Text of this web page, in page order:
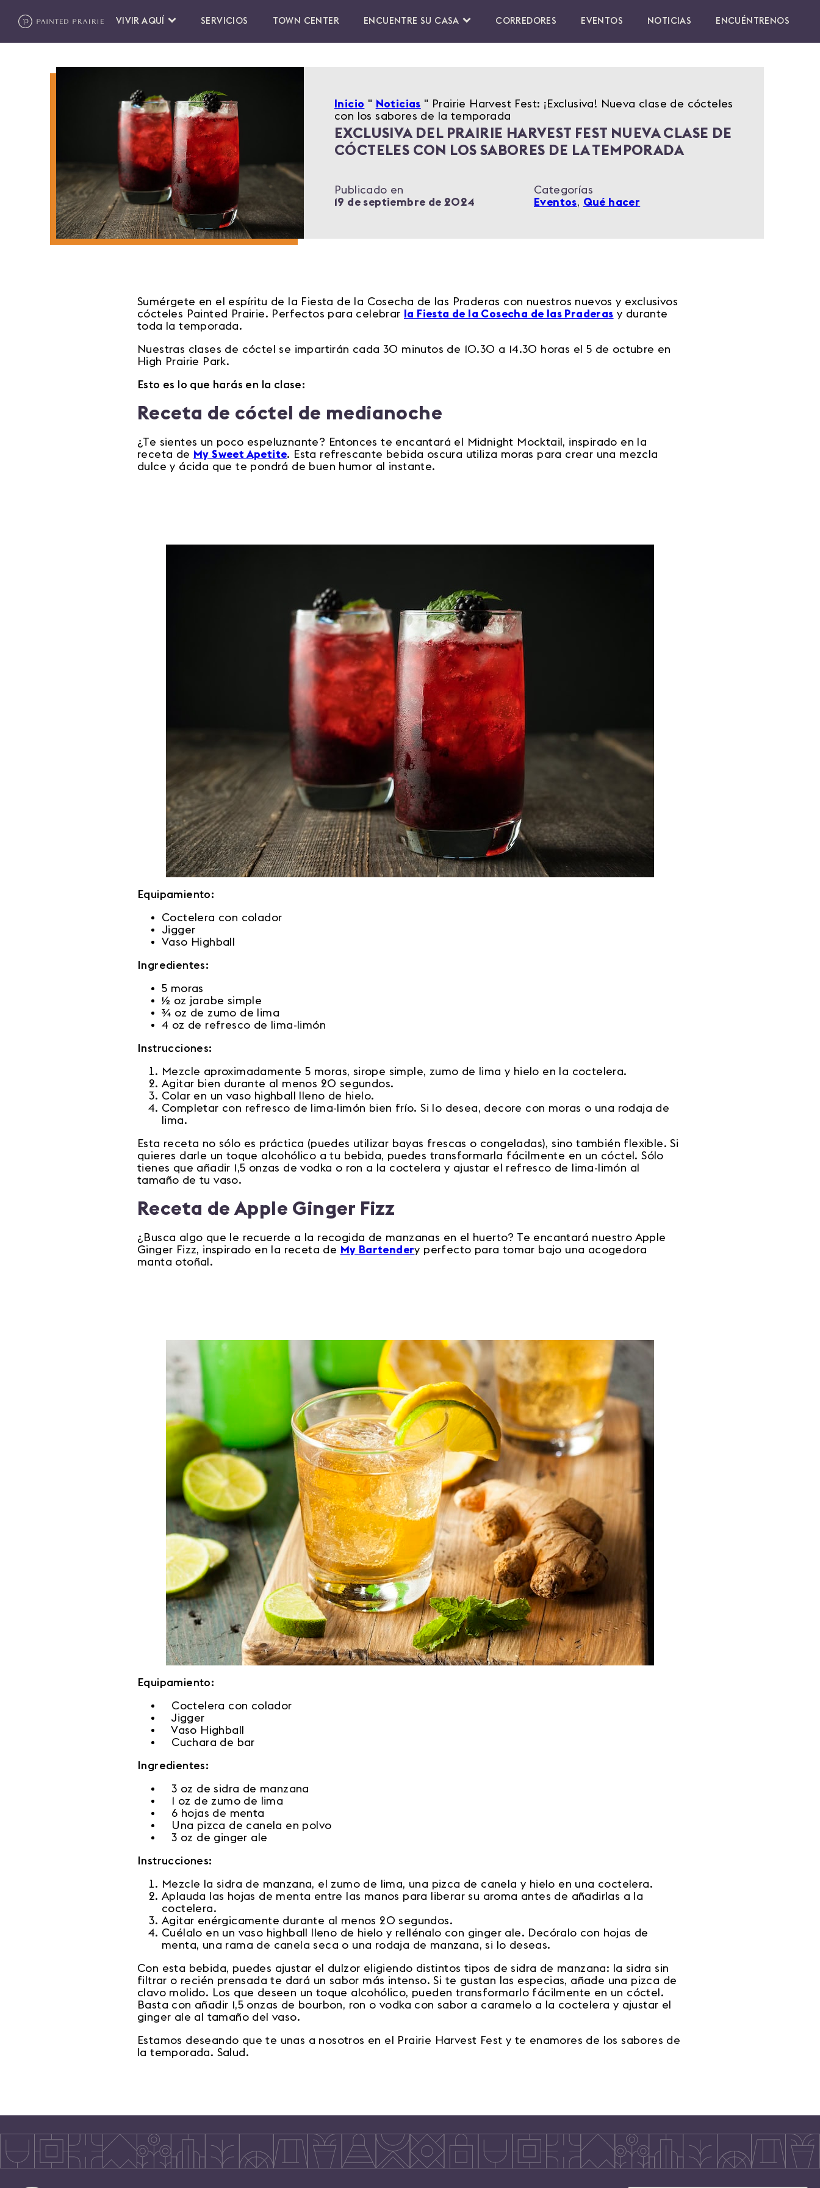
VIVIR AQUÍ SERVICIOS TOWN CENTER ENCUENTRE SU CASA CORREDORES EVENTOS NOTICIAS ENCUÉNTRENOS
Inicio " Noticias " Prairie Harvest Fest: ¡Exclusiva! Nueva clase de cócteles
con los sabores de la temporada
EXCLUSIVA DEL PRAIRIE HARVEST FEST NUEVA CLASE DE
CÓCTELES CON LOS SABORES DE LA TEMPORADA
Publicado en
19 de septiembre de 2024
Categorías
Eventos, Qué hacer
Sumérgete en el espíritu de la Fiesta de la Cosecha de las Praderas con nuestros nuevos y exclusivos
cócteles Painted Prairie. Perfectos para celebrar
la Fiesta de la Cosecha de las Praderas y durante
toda la temporada.
Nuestras clases de cóctel se impartirán cada 30 minutos de 10.30 a 14.30 horas el 5 de octubre en
High Prairie Park.
Esto es lo que harás en la clase:
Receta de cóctel de medianoche
¿Te sientes un poco espeluznante? Entonces te encantará el Midnight Mocktail, inspirado en la
receta de My Sweet Apetite. Esta refrescante bebida oscura utiliza moras para crear una mezcla
dulce y ácida que te pondrá de buen humor al instante.
Equipamiento:
Coctelera con colador
Jigger
Vaso Highball
Ingredientes:
5 moras
½ oz jarabe simple
¾ oz de zumo de lima
4 oz de refresco de lima-limón
Instrucciones:
Mezcle aproximadamente 5 moras, sirope simple, zumo de lima y hielo en la coctelera.
Agitar bien durante al menos 20 segundos.
Colar en un vaso highball lleno de hielo.
Completar con refresco de lima-limón bien frío. Si lo desea, decore con moras o una rodaja de
lima.
Esta receta no sólo es práctica (puedes utilizar bayas frescas o congeladas), sino también flexible. Si
quieres darle un toque alcohólico a tu bebida, puedes transformarla fácilmente en un cóctel. Sólo
tienes que añadir 1,5 onzas de vodka o ron a la coctelera y ajustar el refresco de lima-limón al
tamaño de tu vaso.
Receta de Apple Ginger Fizz
¿Busca algo que le recuerde a la recogida de manzanas en el huerto? Te encantará nuestro Apple
Ginger Fizz, inspirado en la receta de My Bartendery perfecto para tomar bajo una acogedora
manta otoñal.
Equipamiento:
Coctelera con colador
Jigger
Vaso Highball
Cuchara de bar
Ingredientes:
3 oz de sidra de manzana
1 oz de zumo de lima
6 hojas de menta
Una pizca de canela en polvo
3 oz de ginger ale
Instrucciones:
Mezcle la sidra de manzana, el zumo de lima, una pizca de canela y hielo en una coctelera.
Aplauda las hojas de menta entre las manos para liberar su aroma antes de añadirlas a la
coctelera.
Agitar enérgicamente durante al menos 20 segundos.
Cuélalo en un vaso highball lleno de hielo y rellénalo con ginger ale. Decóralo con hojas de
menta, una rama de canela seca o una rodaja de manzana, si lo deseas.
Con esta bebida, puedes ajustar el dulzor eligiendo distintos tipos de sidra de manzana: la sidra sin
filtrar o recién prensada te dará un sabor más intenso. Si te gustan las especias, añade una pizca de
clavo molido. Los que deseen un toque alcohólico, pueden transformarlo fácilmente en un cóctel.
Basta con añadir 1,5 onzas de bourbon, ron o vodka con sabor a caramelo a la coctelera y ajustar el
ginger ale al tamaño del vaso.
Estamos deseando que te unas a nosotros en el Prairie Harvest Fest y te enamores de los sabores de
la temporada. Salud.